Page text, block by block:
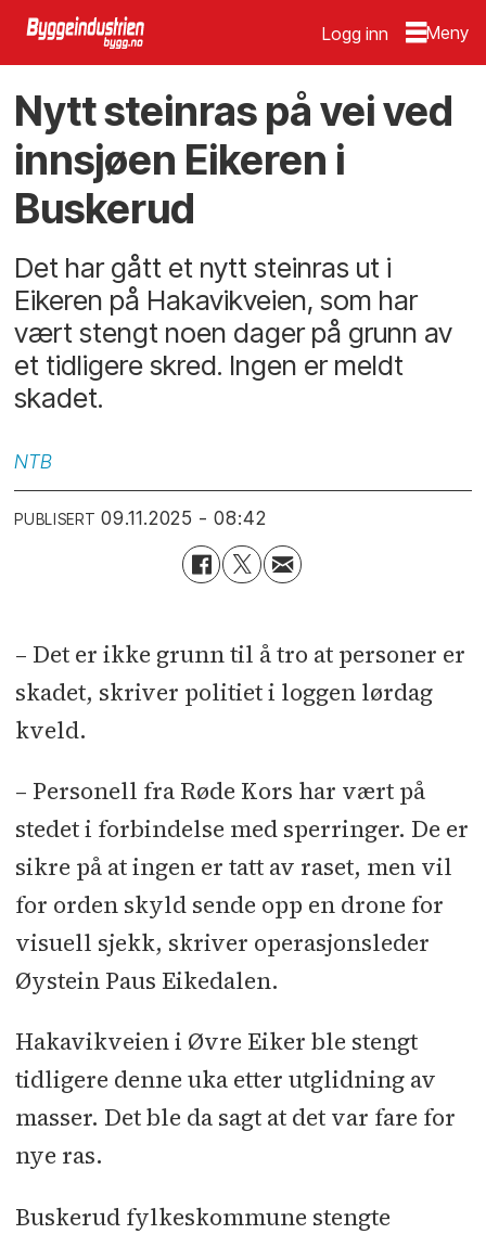
Logg inn
Nytt steinras på vei ved
innsjøen Eikeren i
Buskerud
Det har gått et nytt steinras ut i
Eikeren på Hakavikveien, som har
vært stengt noen dager på grunn av
et tidligere skred. Ingen er meldt
skadet.
NTB
PUBLISERT 09.11.2025 - 08:42
– Det er ikke grunn til å tro at personer er
skadet, skriver politiet i loggen lørdag
kveld.
– Personell fra Røde Kors har vært på
stedet i forbindelse med sperringer. De er
sikre på at ingen er tatt av raset, men vil
for orden skyld sende opp en drone for
visuell sjekk, skriver operasjonsleder
Øystein Paus Eikedalen.
Hakavikveien i Øvre Eiker ble stengt
tidligere denne uka etter utglidning av
masser. Det ble da sagt at det var fare for
nye ras.
Buskerud fylkeskommune stengte